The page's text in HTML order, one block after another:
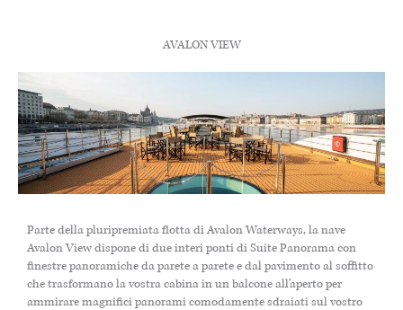
AVALON VIEW
Parte della pluripremiata flotta di Avalon Waterways, la nave
Avalon View dispone di due interi ponti di Suite Panorama con
finestre panoramiche da parete a parete e dal pavimento al soffitto
che trasformano la vostra cabina in un balcone all’aperto per
ammirare magnifici panorami comodamente sdraiati sul vostro